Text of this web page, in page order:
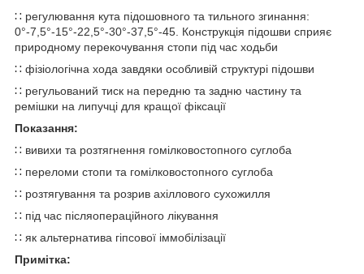
∷ регулювання кута підошовного та тильного згинання:
0°-7,5°-15°-22,5°-30°-37,5°-45. Конструкція підошви сприяє
природному перекочування стопи під час ходьби
∷ фізіологічна хода завдяки особливій структурі підошви
∷ регульований тиск на передню та задню частину та
ремішки на липучці для кращої фіксації
Показання:
∷ вивихи та розтягнення гомілковостопного суглоба
∷ переломи стопи та гомілковостопного суглоба
∷ розтягування та розрив ахіллового сухожилля
∷ під час післяопераційного лікування
∷ як альтернатива гіпсової іммобілізації
Примітка: